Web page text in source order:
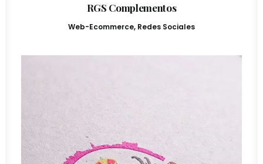
RGS Complementos
Web-Ecommerce, Redes Sociales